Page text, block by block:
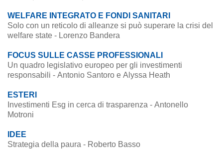
WELFARE INTEGRATO E FONDI SANITARI
Solo con un reticolo di alleanze si può superare la crisi del
welfare state - Lorenzo Bandera
FOCUS SULLE CASSE PROFESSIONALI
Un quadro legislativo europeo per gli investimenti
responsabili - Antonio Santoro e Alyssa Heath
ESTERI
Investimenti Esg in cerca di trasparenza - Antonello
Motroni
IDEE
Strategia della paura - Roberto Basso